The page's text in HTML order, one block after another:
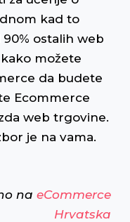
kad to
ostalih web
možete
da budete
Ecommerce
web trgovine.
je na vama.
naeCommerce
Hrvatska